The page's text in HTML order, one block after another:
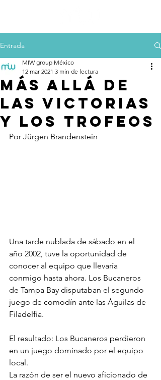
Entrada
Más allá de
las victorias
y los trofeos
MIW group México
12 mar 2021 3 min de lectura
Por Jürgen Brandenstein
Una tarde nublada de sábado en el
año 2002, tuve la oportunidad de
conocer al equipo que llevaría
conmigo hasta ahora. Los Bucaneros
de Tampa Bay disputaban el segundo
juego de comodín ante las Águilas de
Filadelfia.
El resultado: Los Bucaneros perdieron
en un juego dominado por el equipo
local.
La razón de ser el nuevo aficionado de